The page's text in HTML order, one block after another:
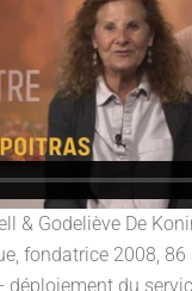
& Godeliève De
fondatrice 2008, 86
déploiement du